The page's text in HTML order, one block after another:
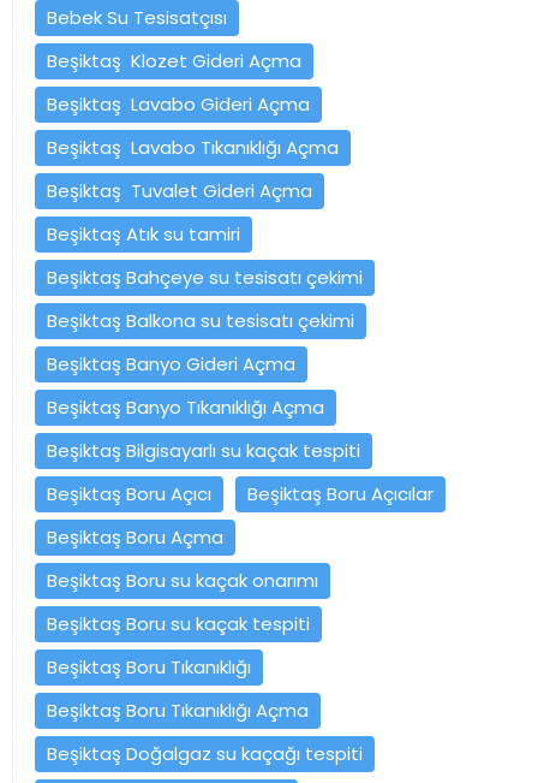
Bebek Su Tesisatçısı
Beşiktaş Klozet Gideri Açma
Beşiktaş Lavabo Gideri Açma
Beşiktaş Lavabo Tıkanıklığı Açma
Beşiktaş Tuvalet Gideri Açma
Beşiktaş Atık su tamiri
Beşiktaş Bahçeye su tesisatı çekimi
Beşiktaş Balkona su tesisatı çekimi
Beşiktaş Banyo Gideri Açma
Beşiktaş Banyo Tıkanıklığı Açma
Beşiktaş Bilgisayarlı su kaçak tespiti
Beşiktaş Boru Açıcı
Beşiktaş Boru Açıcılar
Beşiktaş Boru Açma
Beşiktaş Boru su kaçak onarımı
Beşiktaş Boru su kaçak tespiti
Beşiktaş Boru Tıkanıklığı
Beşiktaş Boru Tıkanıklığı Açma
Beşiktaş Doğalgaz su kaçağı tespiti